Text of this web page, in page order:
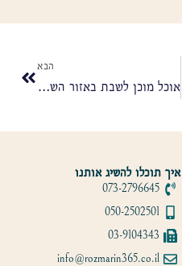
הבא
אוכל מוכן לשבת באזור השרון – שולחן עשיר בלי שעות במטבח
איך תוכלו להשיג אותנו
073-2796645
050-2502501
03-9104343
info@rozmarin365.co.il